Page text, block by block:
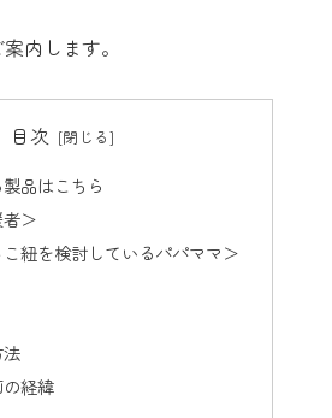
内します。
目次
品はこちら
＞
紐を検討しているパパママ＞
経緯